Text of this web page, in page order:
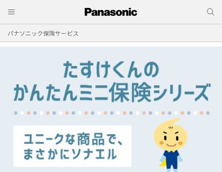
パナソニック保険サービス